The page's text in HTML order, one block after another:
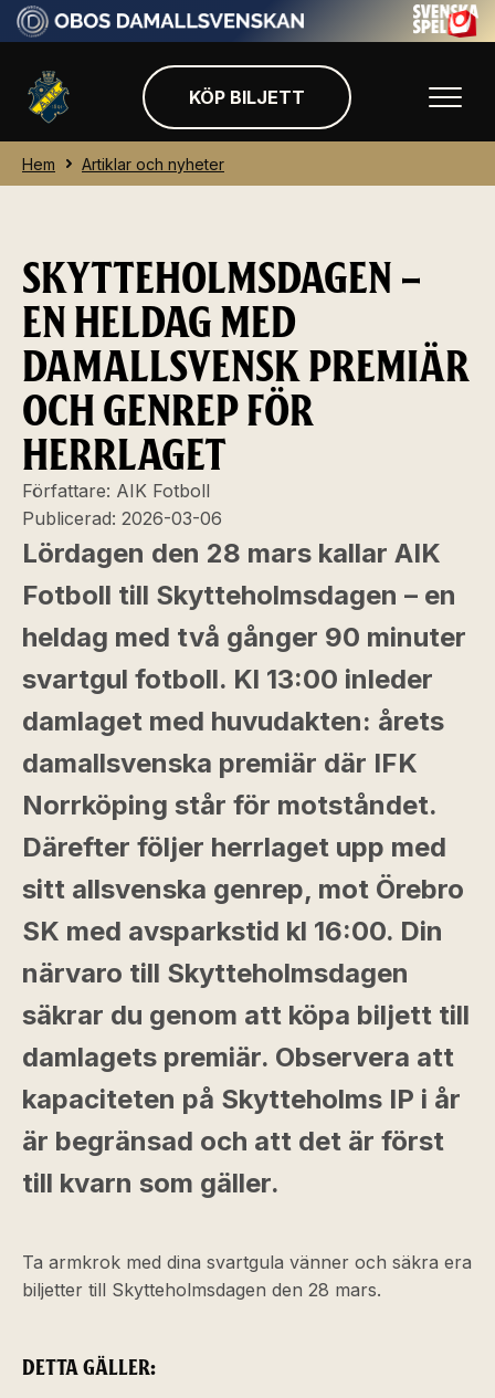
KÖP BILJETT
Hem Artiklar och nyheter
SKYTTEHOLMSDAGEN –
EN HELDAG MED
DAMALLSVENSK PREMIÄR
OCH GENREP FÖR
HERRLAGET
Författare: AIK Fotboll
Publicerad: 2026-03-06
Lördagen den 28 mars kallar AIK
Fotboll till Skytteholmsdagen – en
heldag med två gånger 90 minuter
svartgul fotboll. Kl 13:00 inleder
damlaget med huvudakten: årets
damallsvenska premiär där IFK
Norrköping står för motståndet.
Därefter följer herrlaget upp med
sitt allsvenska genrep, mot Örebro
SK med avsparkstid kl 16:00. Din
närvaro till Skytteholmsdagen
säkrar du genom att köpa biljett till
damlagets premiär. Observera att
kapaciteten på Skytteholms IP i år
är begränsad och att det är först
till kvarn som gäller.
Ta armkrok med dina svartgula vänner och säkra era
biljetter till Skytteholmsdagen den 28 mars.
DETTA GÄLLER: